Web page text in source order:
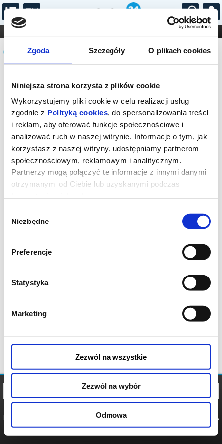
Zgoda Szczegóły O plikach cookies
Niniejsza strona korzysta z plików cookie
Wykorzystujemy pliki cookie w celu realizacji usług
zgodnie z Polityką cookies, do spersonalizowania treści
i reklam, aby oferować funkcje społecznościowe i
analizować ruch w naszej witrynie. Informacje o tym, jak
korzystasz z naszej witryny, udostępniamy partnerom
społecznościowym, reklamowym i analitycznym.
Partnerzy mogą połączyć te informacje z innymi danymi
otrzymanymi od Ciebie lub uzyskanymi podczas
zgody
Niezbędne
Preferencje
Statystyka
Marketing
Zezwól na wszystkie
Zezwól na wybór
Odmowa
...
FILHARMONIA OPERA I BALET
STAND-UP
DLA DZIECI
Komunikat
Sprzedaż biletów on-line na wydarzenie
została zakończona.
POLITYKA
POLITYKA